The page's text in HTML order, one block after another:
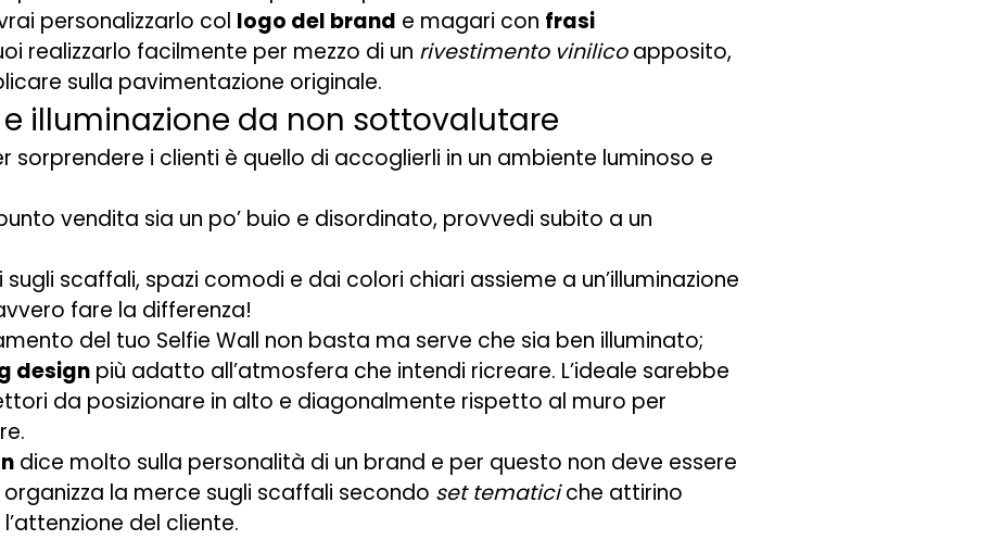
personalizzarlo col logo del brand e magari con frasi
realizzarlo facilmente per mezzo di un rivestimento vinilicoapposito,
sulla pavimentazione originale.
illuminazione da non sottovalutare
sorprendere i clienti è quello di accoglierli in un ambiente luminoso e
vendita sia un po’ buio e disordinato, provvedi subito a un
scaffali, spazi comodi e dai colori chiari assieme a un’illuminazione
fare la differenza!
del tuo Selfie Wall non basta ma serve che sia ben illuminato;
design più adatto all’atmosfera che intendi ricreare. L’ideale sarebbe
da posizionare in alto e diagonalmente rispetto al muro per
dice molto sulla personalità di un brand e per questo non deve essere
la merce sugli scaffali secondo set tematiciche attirino
del cliente.